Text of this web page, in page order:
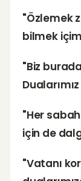
"Özlemek
bilmek
"Biz
"Her
için de
"Vatanı